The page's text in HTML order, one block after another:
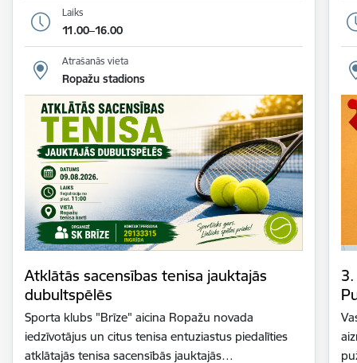
Laiks
11.00–16.00
Atrašanās vieta
Ropažu stadions
Atklātās sacensības tenisa jauktajās
dubultspēlēs
Sporta klubs "Brīze" aicina Ropažu novada
iedzīvotājus un citus tenisa entuziastus piedalīties
atklātajās tenisa sacensībās jauktajās…